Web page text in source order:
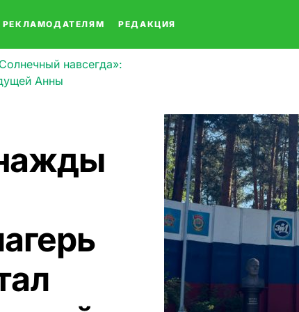
РЕКЛАМОДАТЕЛЯМ РЕДАКЦИЯ
навсегда»:
Анны